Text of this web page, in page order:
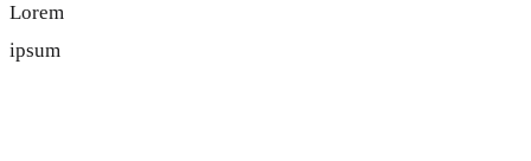
Lorem
ipsum